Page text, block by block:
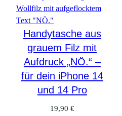
Handytasche aus
grauem Filz mit
Aufdruck „NÖ.“ –
für dein iPhone 14
und 14 Pro
19,90 €